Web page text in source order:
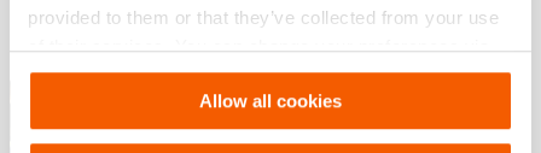
provided to them or that they’ve collected from your use
of their services. You can change your preferences via
Settings. See ourcookiestatement.
Allow all cookies
Télécharger
Industriels